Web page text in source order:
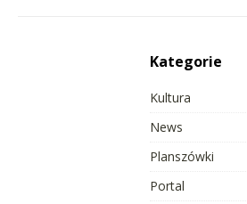
Kategorie
Kultura
News
Planszówki
Portal